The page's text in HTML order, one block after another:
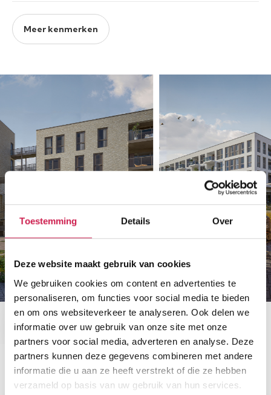
Toestemming Details Over
Deze website maakt gebruik van cookies
We gebruiken cookies om content en advertenties te
personaliseren, om functies voor social media te bieden
en om ons websiteverkeer te analyseren. Ook delen we
informatie over uw gebruik van onze site met onze
partners voor social media, adverteren en analyse. Deze
partners kunnen deze gegevens combineren met andere
informatie die u aan ze heeft verstrekt of die ze hebben
verzameld op basis van uw gebruik van hun services.
Meer kenmerken
Plattegronden